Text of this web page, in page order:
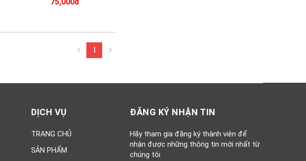
1(current)
DỊCH VỤ
TRANG CHỦ
SẢN PHẨM
ĐĂNG KÝ NHẬN TIN
Hãy tham gia đăng ký thành viên để
nhận được những thông tin mới nhất từ
chúng tôi